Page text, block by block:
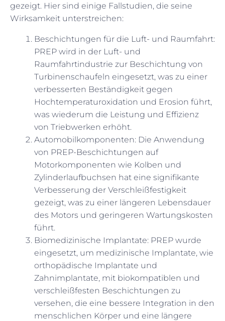
gezeigt. Hier sind einige Fallstudien, die seine
Wirksamkeit unterstreichen:
Beschichtungen für die Luft- und Raumfahrt:
PREP wird in der Luft- und
Raumfahrtindustrie zur Beschichtung von
Turbinenschaufeln eingesetzt, was zu einer
verbesserten Beständigkeit gegen
Hochtemperaturoxidation und Erosion führt,
was wiederum die Leistung und Effizienz
von Triebwerken erhöht.
Automobilkomponenten: Die Anwendung
von PREP-Beschichtungen auf
Motorkomponenten wie Kolben und
Zylinderlaufbuchsen hat eine signifikante
Verbesserung der Verschleißfestigkeit
gezeigt, was zu einer längeren Lebensdauer
des Motors und geringeren Wartungskosten
führt.
Biomedizinische Implantate: PREP wurde
eingesetzt, um medizinische Implantate, wie
orthopädische Implantate und
Zahnimplantate, mit biokompatiblen und
verschleißfesten Beschichtungen zu
versehen, die eine bessere Integration in den
menschlichen Körper und eine längere